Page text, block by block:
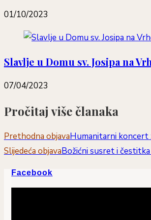
01/10/2023
Slavlje u Domu sv. Josipa na
07/04/2023
Pročitaj više članaka
Prethodna objavaHumanitarni koncert
Slijedeća objavaBožićni susret i
Facebook